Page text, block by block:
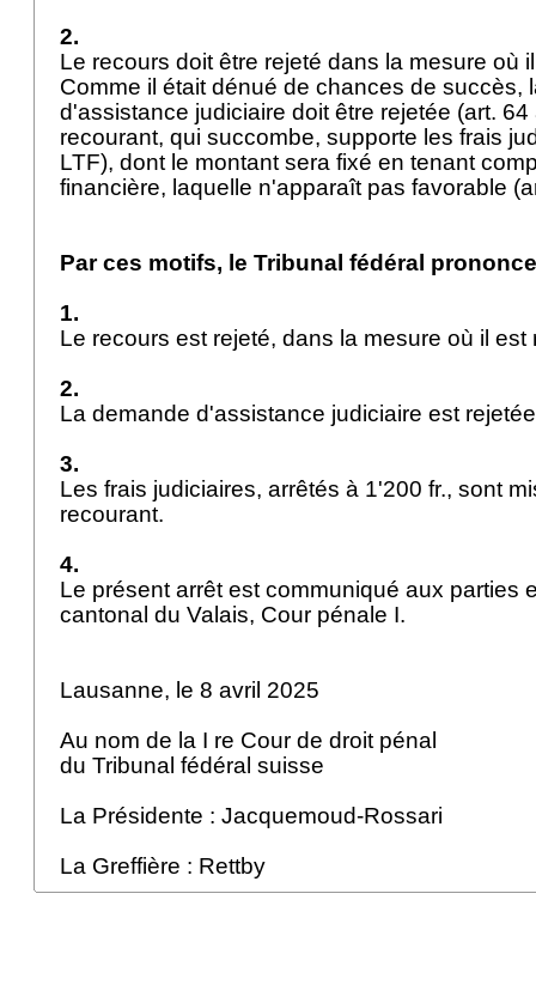
2.
Le recours doit être rejeté dans la mesure où
Comme il était dénué de chances de succès,
d'assistance judiciaire doit être rejetée (art. 64
recourant, qui succombe, supporte les frais
LTF), dont le montant sera fixé en tenant
financière, laquelle n'apparaît pas favorable (
Par ces motifs, le Tribunal fédéral
1.
Le recours est rejeté, dans la mesure où il
2.
La demande d'assistance judiciaire est
3.
Les frais judiciaires, arrêtés à 1'200 fr., sont
recourant.
4.
Le présent arrêt est communiqué aux parties
cantonal du Valais, Cour pénale I.
Lausanne, le 8 avril 2025
Au nom de la I re Cour de droit pénal
du Tribunal fédéral suisse
La Présidente : Jacquemoud-Rossari
La Greffière : Rettby